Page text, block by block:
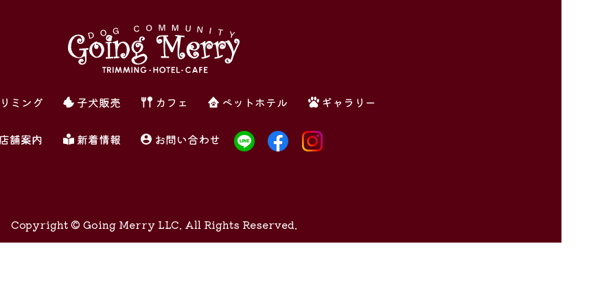
ミング 子犬販売 カフェ ペットホテル ギャラリー
店舗案内 新着情報 お問い合わせ
Copyright © Going Merry LLC. All Rights Reserved.